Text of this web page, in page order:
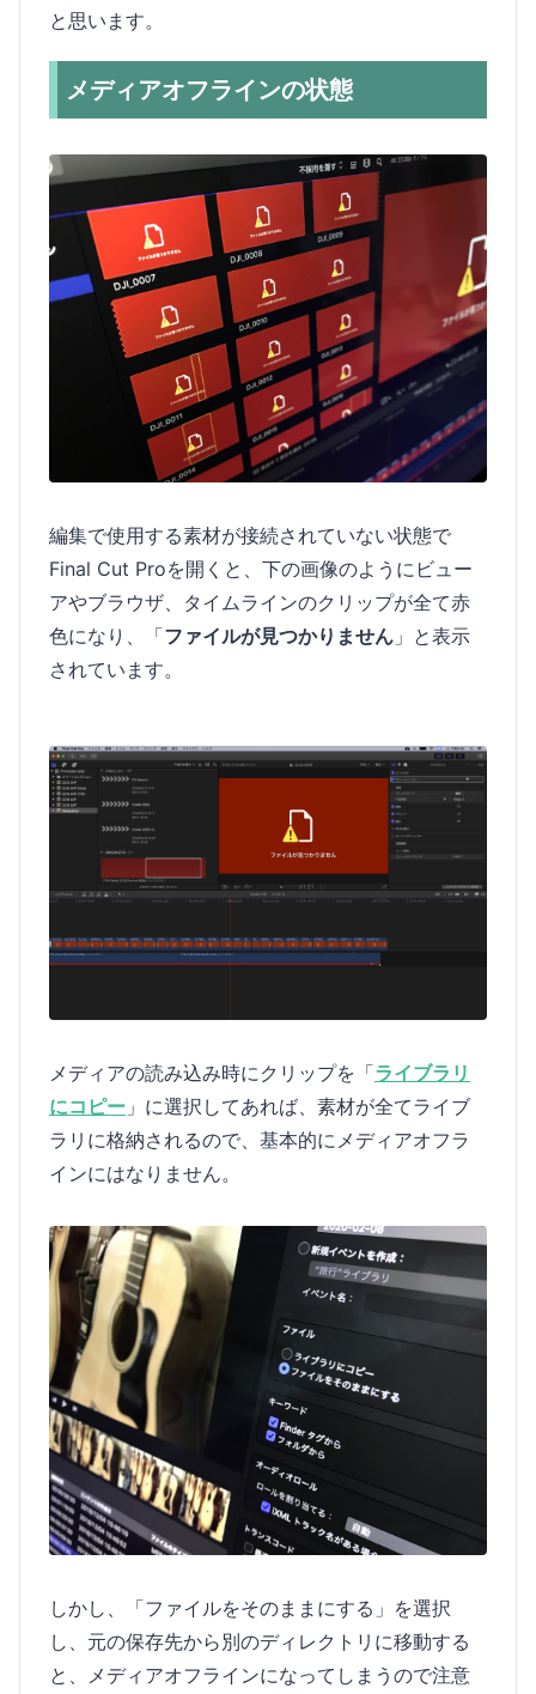
と思います。
メディアオフラインの状態
編集で使用する素材が接続されていない状態で
Final Cut Proを開くと、下の画像のようにビュー
アやブラウザ、タイムラインのクリップが全て赤
色になり、「ファイルが見つかりません 」と表示
されています。
メディアの読み込み時にクリップを「ライブラリ
にコピー 」に選択してあれば、素材が全てライブ
ラリに格納されるので、基本的にメディアオフラ
インにはなりません。
しかし、「ファイルをそのままにする」を選択
し、元の保存先から別のディレクトリに移動する
と、メディアオフラインになってしまうので注意